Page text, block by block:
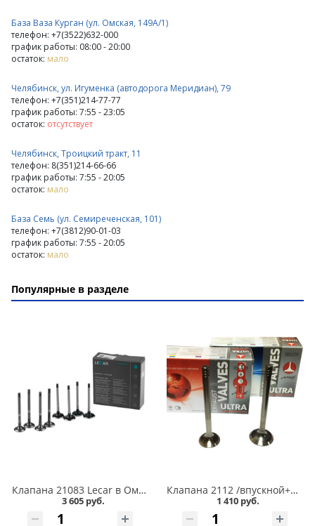
База Ваза Курган (ул. Омская, 149А/1)
телефон: +7(3522)632-000
график работы: 08:00 - 20:00
остаток: мало
Челябинск, ул. Игуменка (автодорога Меридиан), 79
телефон: +7(351)214-77-77
график работы: 7:55 - 23:05
остаток: отсутствует
Челябинск, Троицкий тракт, 11
телефон: 8(351)214-66-66
график работы: 7:55 - 20:05
остаток: мало
База Семь (ул. Семиреченская, 101)
телефон: +7(3812)90-01-03
график работы: 7:55 - 20:05
остаток: мало
Популярные в разделе
Клапана 21083 Lecar в Омске
3 605 руб.
Клапана 2112 /впускной+выпускной/ 16 кл. ПОЛЬША в Омске
1 410 руб.